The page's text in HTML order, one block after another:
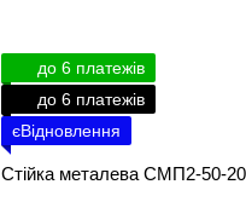
до 6 платежів
до 6 платежів
єВідновлення
Стійка металева СМП2-50-